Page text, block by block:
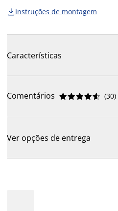
 Instruções de montagem
Características
Comentários 




 (30)
Ver opções de entrega